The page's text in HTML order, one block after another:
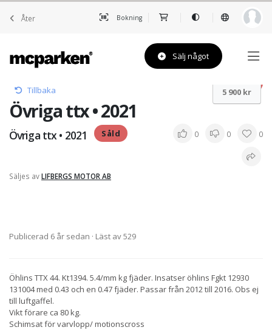
Åter Bokning
Sälj något
Tillbaka
Övriga ttx • 2021
Övriga ttx • 2021 Såld 0 0 0
Säljes avLIFBERGS MOTOR AB
5 900 kr
Publicerad 6 år sedan · Läst av 529
Öhlins TTX 44. Kt1394. 5.4/mm kg fjäder. Insatser öhlins Fgkt 12930
131004 med 0.43 och en 0.47 fjäder. Passar från 2012 till 2016. Obs ej
till luftgaffel.
Vikt förare ca 80 kg.
Schimsat för varvlopp/ motionscross